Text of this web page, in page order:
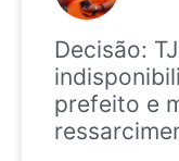
Decisão:
prefeito e